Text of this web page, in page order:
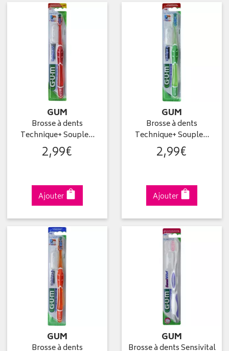
GUM
Brosse à dents
Technique+ Souple…
2,99€
Ajouter
GUM
Brosse à dents
Technique+ Souple…
2,99€
Ajouter
GUM
Brosse à dents
GUM
Brosse à dents Sensivital